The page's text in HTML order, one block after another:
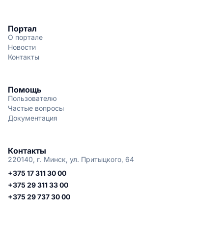
Портал
О портале
Новости
Контакты
Помощь
Пользователю
Частые вопросы
Документация
Контакты
220140, г. Минск, ул. Притыцкого, 64
+375 17 311 30 00
+375 29 311 33 00
+375 29 737 30 00